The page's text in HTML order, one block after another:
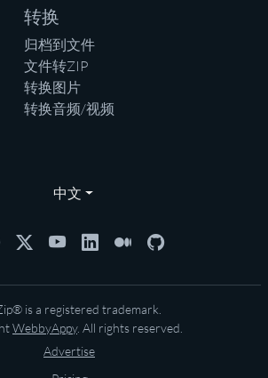
转换
归档到文件
文件转ZIP
转换图片
转换音频/视频
中文
is a registered trademark.
WebbyAppy. All rights reserved.
Advertise